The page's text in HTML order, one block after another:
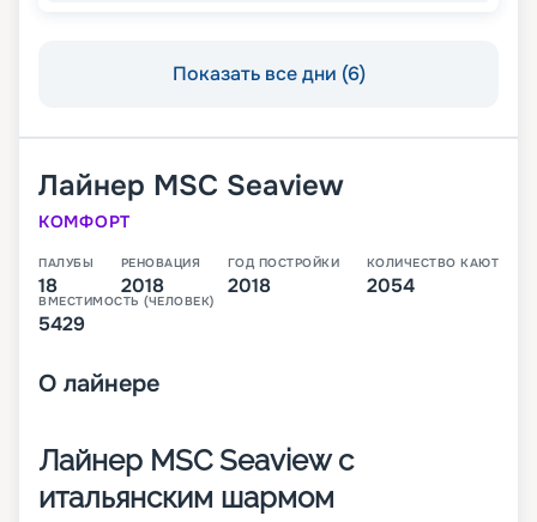
Показать все дни (6)
Лайнер MSC Seaview
КОМФОРТ
ПАЛУБЫ
18
РЕНОВАЦИЯ
2018
ГОД ПОСТРОЙКИ
2018
КОЛИЧЕСТВО КАЮТ
2054
ВМЕСТИМОСТЬ (ЧЕЛОВЕК)
5429
О лайнере
Лайнер MSC Seaview с
итальянским шармом